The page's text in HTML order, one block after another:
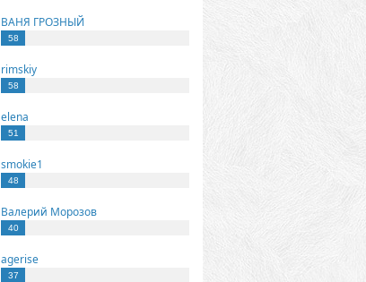
ВАНЯ ГРОЗНЫЙ
58
rimskiy
58
elena
51
smokie1
48
Валерий Морозов
40
agerise
37